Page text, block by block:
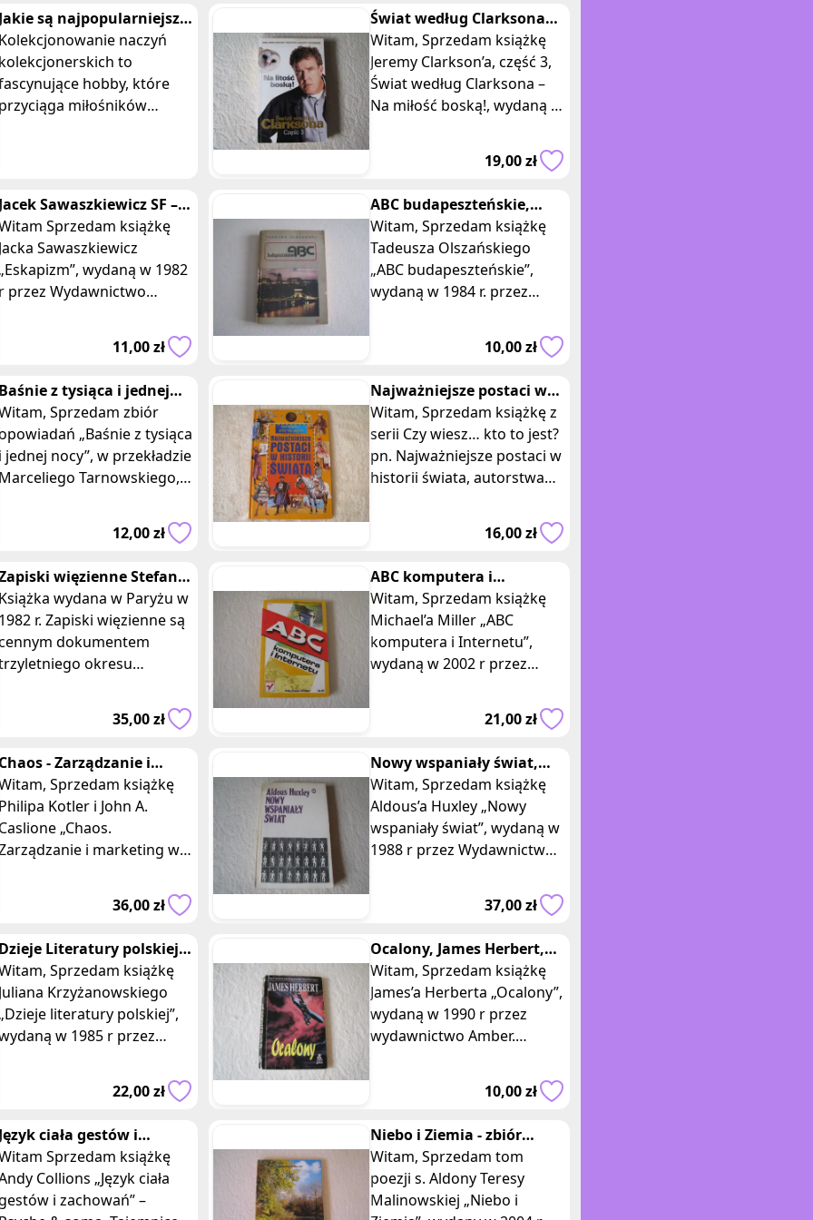
są najpopularniejsze
kolekcjonerskie
miłośników
naczyń
to
hobby, które
miłośników
estetyczne i
Świat według Clarksona
część 3 Na litośc boską! J.
Clarkson
Witam, Sprzedam książkę
Jeremy Clarkson’a, część 3,
Świat według Clarksona –
Na miłość boską!, wydaną w
Insignis Media. Książka w
19,00 zł
Sawaszkiewicz SF –
Sprzedam książkę
Sawaszkiewicz
wydaną w 1982
przez Wydawnictwo
w miękkiej oprawie,
wymiarach 18 cm11,00 zł
ABC budapeszteńskie,
Tadeusz Olszański
Witam, Sprzedam książkę
Tadeusza Olszańskiego
„ABC budapeszteńskie”,
wydaną w 1984 r. przez
10,00 zł
z tysiąca i jednej
Sprzedam zbiór
„Baśnie z tysiąca
jednej nocy”, w przekładzie
Tarnowskiego,
Zielona Sowa
12,00 zł
Najważniejsze postaci w
historii świata, Barska
Głogowski
Witam, Sprzedam książkę z
serii Czy wiesz… kto to jest?
pn. Najważniejsze postaci w
historii świata, autorstwa
Głogowskiego. Książka wy
16,00 zł
więzienne Stefan
Wyszyński
Polski
wydana w Paryżu w
r. Zapiski więzienne są
dokumentem
okresu
notatnik duchowy,
memoriały do35,00 zł
ABC komputera i
Internetu, Michael Miller
Witam, Sprzedam książkę
Michael’a Miller „ABC
komputera i Internetu”,
wydaną w 2002 r przez
laminowanej oprawie, o
21,00 zł
- Zarządzanie i
w erze
Kotler
Sprzedam książkę
Kotler i John A.
„Chaos.
i marketing w
r przez wydawnictwo
36,00 zł
Nowy wspaniały świat,
Aldous Huxley Wydanie I
Witam, Sprzedam książkę
Aldous’a Huxley „Nowy
wspaniały świat”, wydaną w
1988 r przez Wydawnictwo
37,00 zł
Literatury polskiej,
Krzyżanowski PWN
Sprzedam książkę
Krzyżanowskiego
literatury polskiej”,
w 1985 r przez
22,00 zł
Ocalony, James Herbert,
Wydanie I
Witam, Sprzedam książkę
James’a Herberta „Ocalony”,
wydaną w 1990 r przez
wydawnictwo Amber.
miękkiej, impregnowanej
oprawie, o wymiara10,00 zł
ciała gestów i
- Andy Collins
Sprzedam książkę
Collions „Język ciała
i zachowań” –
Niebo i Ziemia - zbiór
poezji, s. Aldona Teresa
Malinowska C
Witam, Sprzedam tom
poezji s. Aldony Teresy
Malinowskiej „Niebo i